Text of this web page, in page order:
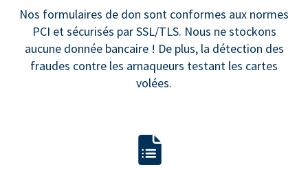
Nos formulaires de don sont conformes aux normes
PCI et sécurisés par SSL/TLS. Nous ne stockons
aucune donnée bancaire ! De plus, la détection des
fraudes contre les arnaqueurs testant les cartes
volées.